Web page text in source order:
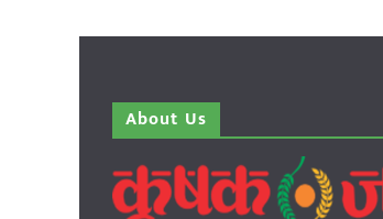
About Us